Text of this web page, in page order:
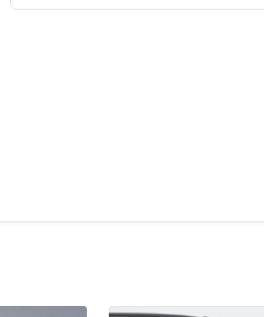
nemlere karşı dayanıklıdır.
ile
Araçlar için stickerlar, araçları